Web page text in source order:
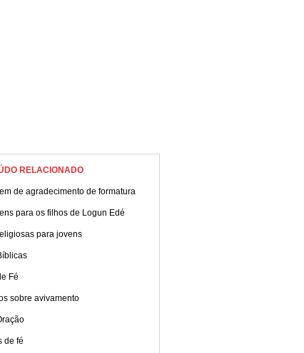
RELACIONADO
de agradecimento de formatura
para os filhos de Logun Edé
para jovens
Fé
sobre avivamento
de fé